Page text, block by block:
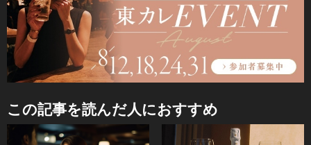
この記事を読んだ人におすすめ